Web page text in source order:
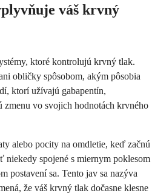
váš krvný
ktoré kontrolujú krvný tlak.
obličky spôsobom, akým pôsobia
ktorí užívajú gabapentín,
zmenu vo svojich hodnotách krvného
alebo pocity na omdletie, keď začnú
spojené s miernym poklesom
postavení sa. Tento jav sa nazýva
že váš krvný tlak dočasne klesne